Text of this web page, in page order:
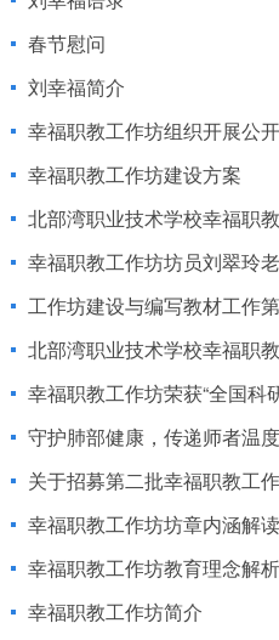
春节慰问
刘幸福简介
幸福职教工作坊组织开展公
幸福职教工作坊建设方案
北部湾职业技术学校幸福职教工
幸福职教工作坊坊员刘翠玲老师 为北部
工作坊建设与编写教材工作
北部湾职业技术学校幸福职教
幸福职教工作坊荣获“全国科
守护肺部健康，传递师者温度
关于招募第二批幸福职教工
幸福职教工作坊坊章内涵解读
幸福职教工作坊教育理念解析
幸福职教工作坊简介